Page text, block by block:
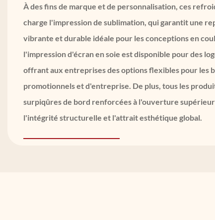
À des fins de marque et de personnalisation, ces
charge l'impression de sublimation, qui garantit une
vibrante et durable idéale pour les conceptions en
l'impression d'écran en soie est disponible pour des
offrant aux entreprises des options flexibles pour les
promotionnels et d'entreprise. De plus, tous les
surpiqûres de bord renforcées à l'ouverture
l'intégrité structurelle et l'attrait esthétique global.